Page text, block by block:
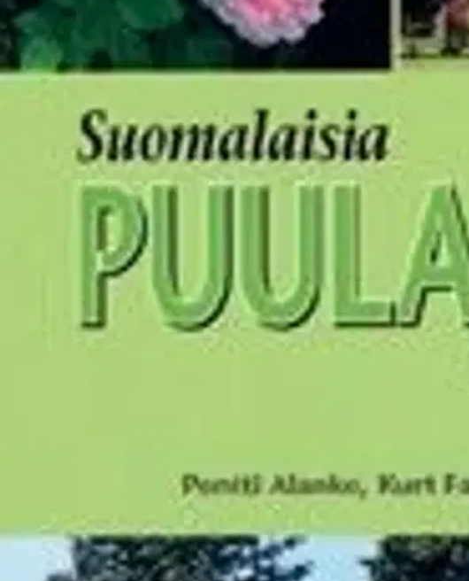
Asiakasomistajahinta
Hinta ilman S-Etukorttia: 28,55 €
Verkkokaupan hinta
Valitse toimitustapa
Nouto myymälästä
Ei saatavilla
Toimitus
Kotiin tai noutopisteeseen
Alk. 0 €
Ilmainen toimitus yli 100 €:n tilauksille Postin
Etu ei koske Suuri‑lisäpalvelulla toimitettavia tuotteita.